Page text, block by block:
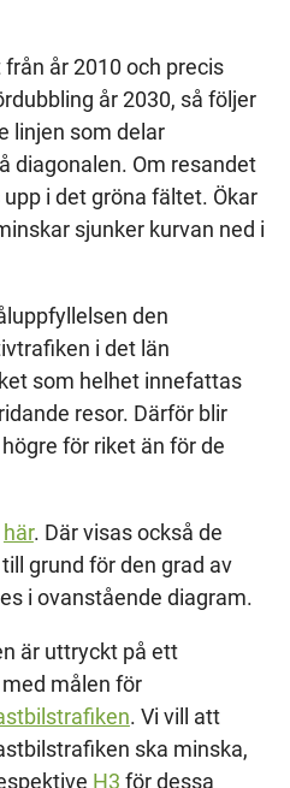
år 2010 och precis
år 2030, så följer
linjen som delar
diagonalen. Om resandet
i det gröna fältet. Ökar
sjunker kurvan ned i
den
i det län
som helhet innefattas
resor. Därför blir
för riket än för de
här. Där visas också de
grund för den grad av
i ovanstående diagram.
är uttryckt på ett
målen för
. Vi vill att
ska minska,
H3 för dessa